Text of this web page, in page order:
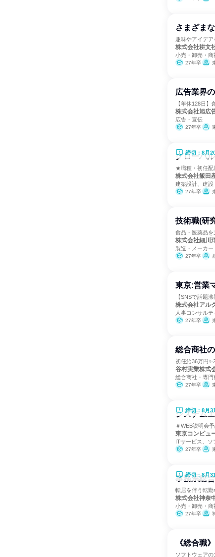
さまざま
趣味やアイデ
株式会社耕文
小売・卸売・商
27年卒
広告業界
【年休128日
株式会社旭広
広告・宣伝
27年卒
締切：8月
グローバ
★職種・初任配
株式会社飯田
建築設計、建設
27年卒
技術職(研
食品・医薬品を
株式会社細川
製造・メーカー
27年卒
東京:営業
【SNSで話題
株式会社アル
人事コンサル
27年卒
総合商社
初任給36万円
谷村実業株式
総合商社・専門
27年卒
締切：8月
システム
＃WEB説明会
東京コンピュ
ITサービス、ソ
27年卒
締切：8月
事務系総
転居を伴う転
株式会社神奈
小売・卸売・
27年卒
《総合職
ソフトウェア